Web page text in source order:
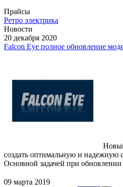
Прайсы
Ретро электрика
Новости
20 декабря 2020
Falcon Eye полное обновление
создать оптимальную и надежную
Основной задачей при
09 марта 2019